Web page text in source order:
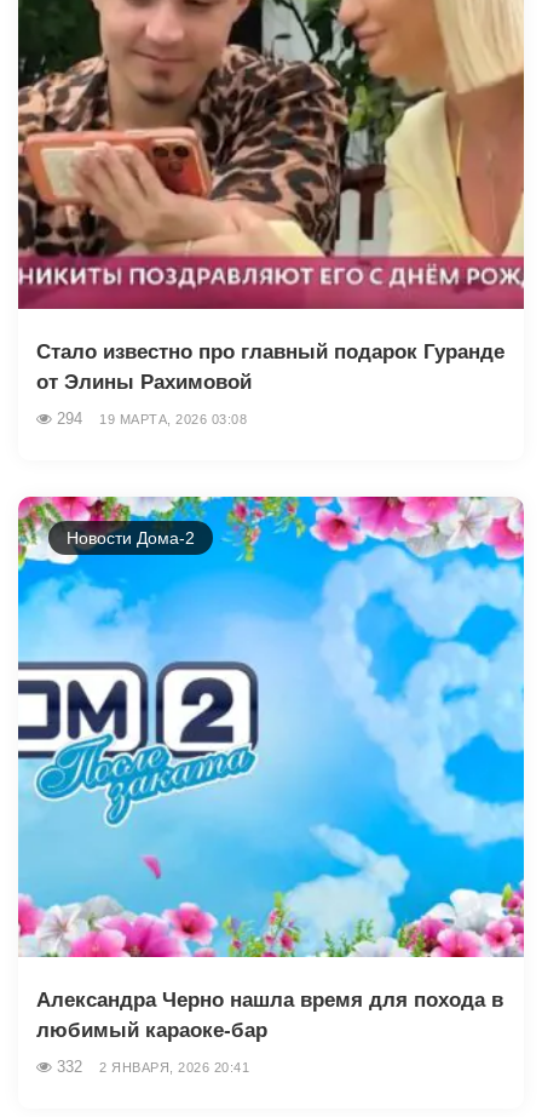
Стало известно про главный подарок Гуранде
от Элины Рахимовой
294 19 МАРТА, 2026 03:08
Новости Дома-2
Александра Черно нашла время для похода в
любимый караоке-бар
332 2 ЯНВАРЯ, 2026 20:41